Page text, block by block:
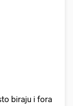
biraju i fora